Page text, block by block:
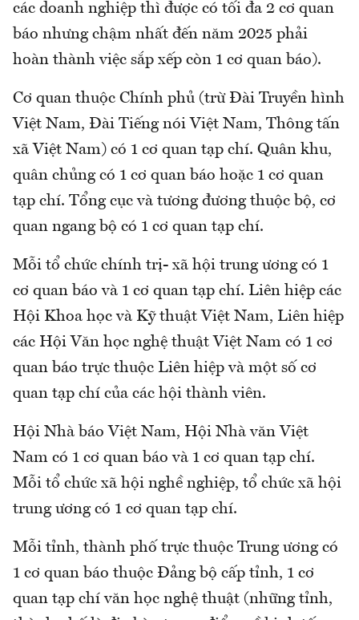
các doanh nghiệp thì được có tối đa 2 cơ quan
báo nhưng chậm nhất đến năm 2025 phải
hoàn thành việc sắp xếp còn 1 cơ quan báo).
Cơ quan thuộc Chính phủ (trừ Đài Truyền hình
Việt Nam, Đài Tiếng nói Việt Nam, Thông tấn
xã Việt Nam) có 1 cơ quan tạp chí. Quân khu,
quân chủng có 1 cơ quan báo hoặc 1 cơ quan
tạp chí. Tổng cục và tương đương thuộc bộ, cơ
quan ngang bộ có 1 cơ quan tạp chí.
Mỗi tổ chức chính trị- xã hội trung ương có 1
cơ quan báo và 1 cơ quan tạp chí. Liên hiệp các
Hội Khoa học và Kỹ thuật Việt Nam, Liên hiệp
các Hội Văn học nghệ thuật Việt Nam có 1 cơ
quan báo trực thuộc Liên hiệp và một số cơ
quan tạp chí của các hội thành viên.
Hội Nhà báo Việt Nam, Hội Nhà văn Việt
Nam có 1 cơ quan báo và 1 cơ quan tạp chí.
Mỗi tổ chức xã hội nghề nghiệp, tổ chức xã hội
trung ương có 1 cơ quan tạp chí.
Mỗi tỉnh, thành phố trực thuộc Trung ương có
1 cơ quan báo thuộc Đảng bộ cấp tỉnh, 1 cơ
quan tạp chí văn học nghệ thuật (những tỉnh,